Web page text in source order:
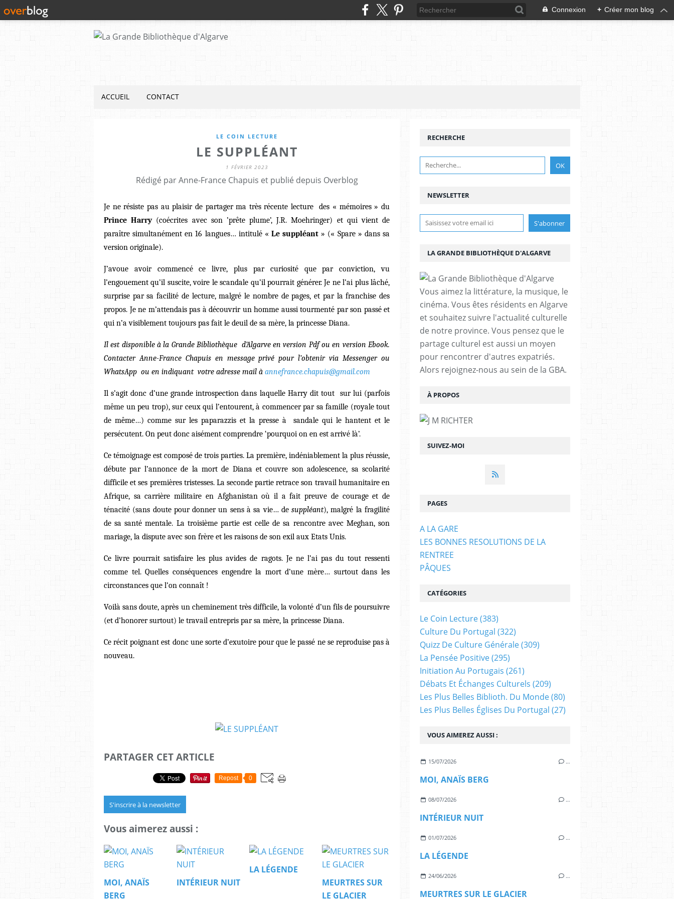
Connexion + Créer mon blog
ACCUEIL CONTACT
LE COIN LECTURE
LE SUPPLÉANT
1 FÉVRIER 2023
Rédigé par Anne-France Chapuis et publié depuis Overblog
Je ne résiste pas au plaisir de partager ma très récente lecture des « mémoires » du
Prince Harry(coécrites avec son ’prête plume’, J.R. Moehringer) et qui vient de
paraître simultanément en 16 langues… intitulé « Le suppléant» (« Spare » dans sa
version originale).
J’avoue avoir commencé ce livre, plus par curiosité que par conviction, vu
l’engouement qu’il suscite, voire le scandale qu’il pourrait générer. Je ne l’ai plus lâché,
surprise par sa facilité de lecture, malgré le nombre de pages, et par la franchise des
propos. Je ne m’attendais pas à découvrir un homme aussi tourmenté par son passé et
qui n’a visiblement toujours pas fait le deuil de sa mère, la princesse Diana.
Il est disponible à la Grande Bibliothèque d’Algarve en version Pdf ou en version Ebook.
Contacter Anne-France Chapuis en message privé pour l’obtenir via Messenger ou
WhatsApp ou en indiquant votre adresse mail à annefrance.chapuis@gmail.com
Il s’agit donc d’une grande introspection dans laquelle Harry dit tout sur lui (parfois
même un peu trop), sur ceux qui l’entourent, à commencer par sa famille (royale tout
de même…) comme sur les paparazzis et la presse à sandale qui le hantent et le
persécutent. On peut donc aisément comprendre ‘pourquoi on en est arrivé là’.
Ce témoignage est composé de trois parties. La première, indéniablement la plus réussie,
débute par l’annonce de la mort de Diana et couvre son adolescence, sa scolarité
difficile et ses premières tristesses. La seconde partie retrace son travail humanitaire en
Afrique, sa carrière militaire en Afghanistan où il a fait preuve de courage et de
ténacité (sans doute pour donner un sens à sa vie… desuppléant), malgré la fragilité
de sa santé mentale. La troisième partie est celle de sa rencontre avec Meghan, son
mariage, la dispute avec son frère et les raisons de son exil aux Etats Unis.
Ce livre pourrait satisfaire les plus avides de ragots. Je ne l’ai pas du tout ressenti
comme tel. Quelles conséquences engendre la mort d’une mère… surtout dans les
circonstances que l’on connaît !
Voilà sans doute, après un cheminement très difficile, la volonté d’un fils de poursuivre
(et d’honorer surtout) le travail entrepris par sa mère, la princesse Diana.
Ce récit poignant est donc une sorte d’exutoire pour que le passé ne se reproduise pas à
nouveau.
PARTAGER CET ARTICLE
Repost 0
S'inscrire à la newsletter
Vous aimerez aussi :
MOI, ANAÏS
BERG
INTÉRIEUR NUIT
LA LÉGENDE
MEURTRES SUR
LE GLACIER
NEWSLETTER
SUIVEZ-MOI
RECHERCHE
LA GRANDE BIBLIOTHÈQUE D'ALGARVE
Vous aimez la littérature, la musique, le
cinéma. Vous êtes résidents en Algarve
et souhaitez suivre l'actualité culturelle
de notre province. Vous pensez que le
partage culturel est aussi un moyen
pour rencontrer d'autres expatriés.
Alors rejoignez-nous au sein de la GBA.
À PROPOS
VOUS AIMEREZ AUSSI :
15/07/2026 …
MOI, ANAÏS BERG
08/07/2026 …
INTÉRIEUR NUIT
01/07/2026 …
LA LÉGENDE
24/06/2026 …
MEURTRES SUR LE GLACIER
PAGES
A LA GARE
LES BONNES RESOLUTIONS DE LA
RENTREE
PÂQUES
CATÉGORIES
Le Coin Lecture(383)
Culture Du Portugal (322)
Quizz De Culture Générale(309)
La Pensée Positive(295)
Initiation Au Portugais (261)
Débats Et Échanges Culturels (209)
Les Plus Belles Biblioth. Du Monde(80)
Les Plus Belles Églises Du Portugal (27)